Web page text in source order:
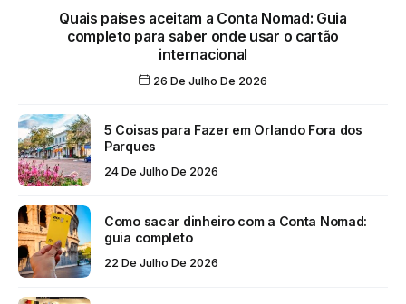
Quais países aceitam a Conta Nomad: Guia
completo para saber onde usar o cartão
internacional
26 De Julho De 2026
5 Coisas para Fazer em Orlando Fora dos
Parques
24 De Julho De 2026
Como sacar dinheiro com a Conta Nomad:
guia completo
22 De Julho De 2026